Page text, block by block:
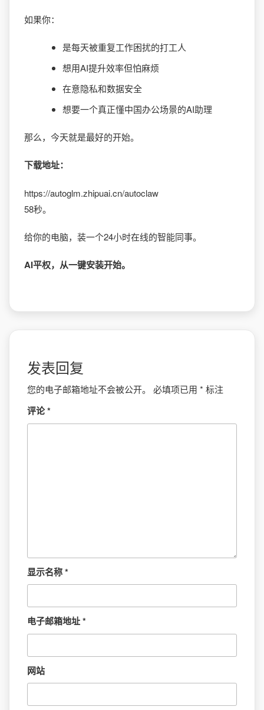
如果你：
是每天被重复工作困扰的打工人
想用AI提升效率但怕麻烦
在意隐私和数据安全
想要一个真正懂中国办公场景的AI助理
那么，今天就是最好的开始。
下载地址：
https://autoglm.zhipuai.cn/autoclaw
58秒。
给你的电脑，装一个24小时在线的智能同事。
AI平权，从一键安装开始。
发表回复
您的电子邮箱地址不会被公开。 必填项已用 * 标注
评论*
显示名称*
电子邮箱地址*
网站